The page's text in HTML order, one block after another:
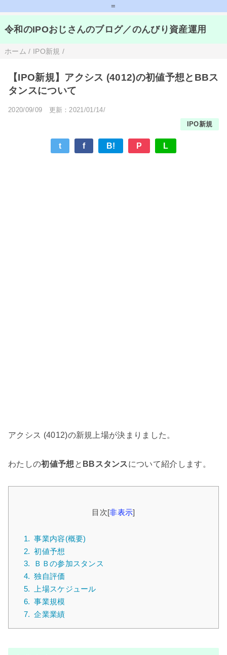
=
令和のIPOおじさんのブログ／のんびり資産運用
ホーム / IPO新規 /
【IPO新規】アクシス (4012)の初値予想とBBス
タンスについて
2020/09/09 更新：2021/01/14/
IPO新規
t f B! P L
アクシス (4012)の新規上場が決まりました。
わたしの初値予想 と BBスタンスについて紹介します。
目次[非表示]
1. 事業内容(概要)
2. 初値予想
3.
ＢＢの参加スタンス
4. 独自評価
5.
上場スケジュール
6. 事業規模
7. 企業業績